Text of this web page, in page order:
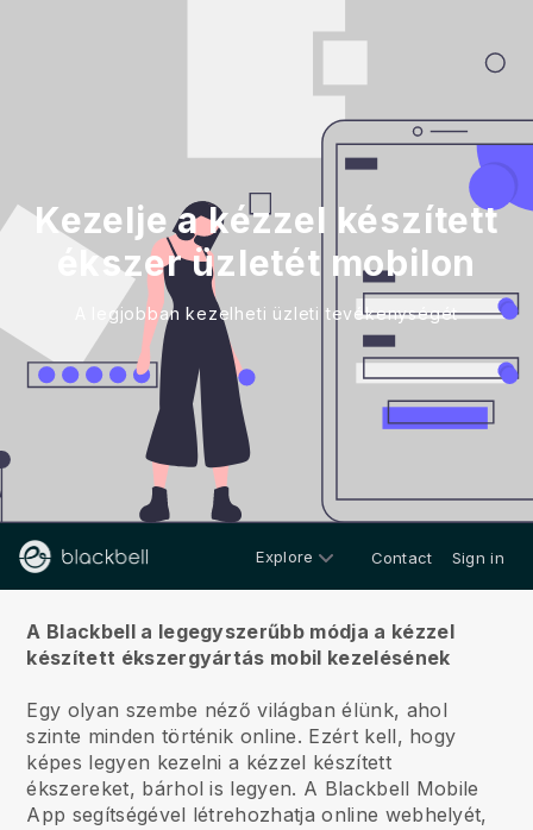
Kezelje a kézzel készített
ékszer üzletét mobilon
A legjobban kezelheti üzleti tevékenységét
Explore Contact Sign in
A Blackbell a legegyszerűbb módja a kézzel
készített ékszergyártás mobil kezelésének
Egy olyan szembe néző világban élünk, ahol
szinte minden történik online. Ezért kell, hogy
képes legyen kezelni a kézzel készített
ékszereket, bárhol is legyen. A Blackbell Mobile
App segítségével létrehozhatja online webhelyét,